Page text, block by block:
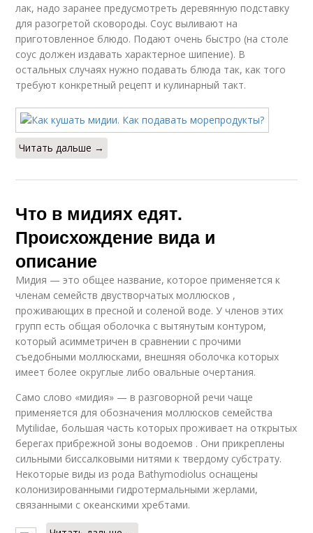
лак, надо заранее предусмотреть деревянную подставку
для разогретой сковороды. Соус выливают на
приготовленное блюдо. Подают очень быстро (на столе
соус должен издавать характерное шипение). В
остальных случаях нужно подавать блюда так, как того
требуют конкретный рецепт и кулинарный такт.
Читать дальше →
Что в мидиях едят.
Происхождение вида и
описание
Мидия — это общее название, которое применяется к
членам семейств двустворчатых моллюсков ,
проживающих в пресной и соленой воде. У членов этих
групп есть общая оболочка с вытянутым контуром,
который асимметричен в сравнении с прочими
съедобными моллюсками, внешняя оболочка которых
имеет более округлые либо овальные очертания.
Само слово «мидия» — в разговорной речи чаще
применяется для обозначения моллюсков семейства
Mytilidae, большая часть которых проживает на открытых
берегах прибрежной зоны водоемов . Они прикреплены
сильными биссалковыми нитями к твердому субстрату.
Некоторые виды из рода Bathymodiolus оснащены
колонизированными гидротермальными жерлами,
связанными с океанскими хребтами.